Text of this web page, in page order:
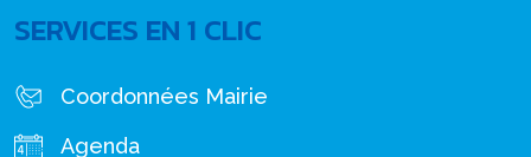
SERVICES EN 1 CLIC
Coordonnées Mairie
Agenda